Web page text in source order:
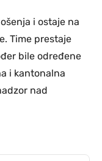
i ostaje na
Time prestaje
bile određene
i kantonalna
nad